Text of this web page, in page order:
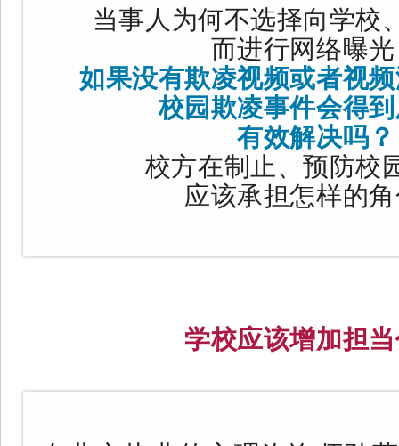
当事人为何不选择向学校
而进行网络曝
如果没有欺凌视频或者视
校园欺凌事件会得
有效解决吗？
校方在制止、预防校
应该承担怎样的
学校应该增加担